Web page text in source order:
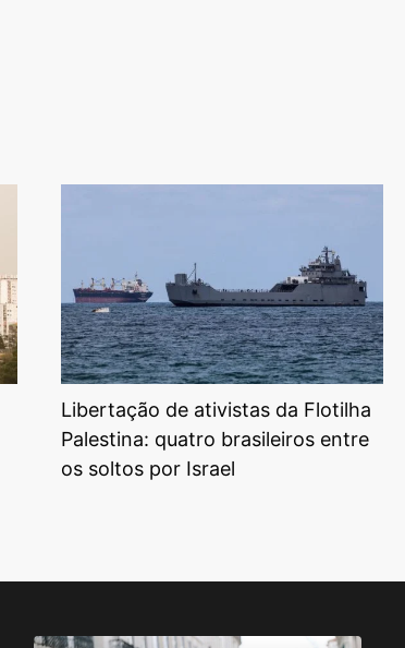
Libertação de ativistas da Flotilha
Palestina: quatro brasileiros entre
os soltos por Israel